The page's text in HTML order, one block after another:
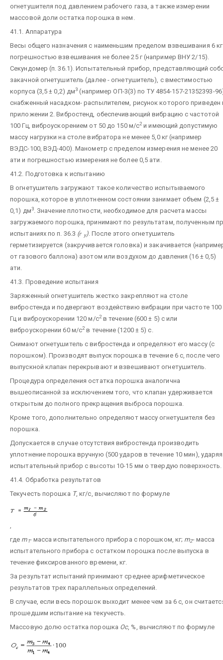
огнетушителя под давлением рабочего газа, а также измерении
массовой доли остатка порошка в нем.
41.1. Аппаратура
Весы общего назначения с наименьшим пределом взвешивания 6
погрешностью взвешивания не более 25 г (например ВНУ 2/15).
Секундомер (п. 36.1). Испытательный прибор, представляющий
закачной огнетушитель (далее - огнетушитель), с вместимостью
корпуса (3,5 ± 0,2) дм3 (например ОП-3(3) по ТУ 4854-157-21352393-
снабженный насадком- распылителем, рисунок которого приведен
приложении 2. Вибростенд, обеспечивающий вибрацию с частотой
100 Гц, виброускорением от 50 до 150 м/с2и имеющий допустимую
массу нагрузки на столе вибратора не менее 5,0 кг (например
ВЭДС-100, ВЭД-400). Манометр с пределом измерения не менее 20
ати и погрешностью измерения не более 0,5 ати.
41.2. Подготовка к испытанию
В огнетушитель загружают такое количество испытываемого
порошка, которое в уплотненном состоянии занимает объем (2,5 ±
0,1) дм3. Значение плотности, необходимое для расчета массы
загружаемого порошка, принимают по результатам, полученным
испытаниях по п. 36.3 (r y). После этого огнетушитель
герметизируется (закручивается головка) и закачивается
от газового баллона) азотом или воздухом до давления (16 ± 0,5)
ати.
41.3. Проведение испытания
Заряженный огнетушитель жестко закрепляют на столе
вибростенда и подвергают воздействию вибрации при частоте 100
Гц и виброускорении 120 м/с2в течение (600 ± 5) с или
виброускорении 60 м/с2в течение (1200 ± 5) с.
Снимают огнетушитель с вибростенда и определяют его массу (с
порошком). Производят выпуск порошка в течение 6 с, после чего
выпускной клапан перекрывают и взвешивают огнетушитель.
Процедура определения остатка порошка аналогична
вышеописанной за исключением того, что клапан удерживается
открытым до полного прекращения выброса порошка.
Кроме того, дополнительно определяют массу огнетушителя без
порошка.
Допускается в случае отсутствия вибростенда производить
уплотнение порошка вручную (500 ударов в течение 10 мин), ударяя
испытательный прибор с высоты 10-15 мм о твердую поверхность.
41.4. Обработка результатов
Текучесть порошка Т, кг/с, вычисляют по формуле
,
где m1- масса испытательного прибора с порошком, кг; m2- масса
испытательного прибора с остатком порошка после выпуска в
течение фиксированного времени, кг.
За результат испытаний принимают среднее арифметическое
результатов трех параллельных определений.
В случае, если весь порошок выходит менее чем за 6 с, он
прошедшим испытание на текучесть.
Массовую долю остатка порошка Ос, %, вычисляют по формуле